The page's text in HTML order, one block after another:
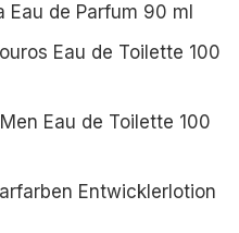
de Parfum 90 ml
Eau de Toilette 100
Eau de Toilette 100
Entwicklerlotion